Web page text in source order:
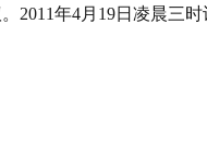
2011年4月19日凌晨三